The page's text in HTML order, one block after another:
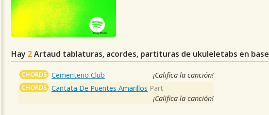
Hay 2Artaud tablaturas, acordes, partituras de ukuleletabs en base
CHORDS Cementerio Club ¡Califica la canción!
CHORDS Cantata De Puentes Amarillos Part
¡Califica la canción!